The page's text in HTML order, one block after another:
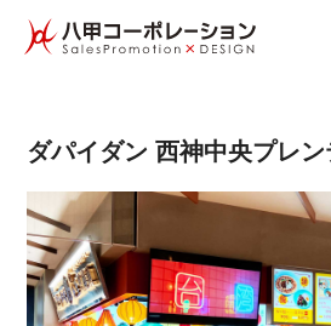
ダパイダン 西神中央プレン